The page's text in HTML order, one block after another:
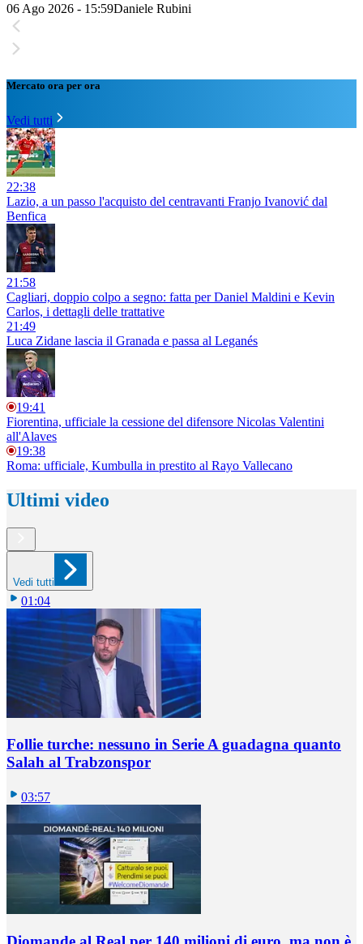
06 Ago 2026 - 15:59Daniele Rubini
Mercato ora per ora
Vedi tutti
22:38
Lazio, a un passo l'acquisto del centravanti Franjo Ivanović dal
Benfica
21:58
Cagliari, doppio colpo a segno: fatta per Daniel Maldini e Kevin
Carlos, i dettagli delle trattative
21:49
Luca Zidane lascia il Granada e passa al Leganés
19:41
Fiorentina, ufficiale la cessione del difensore Nicolas Valentini
all'Alaves
19:38
Roma: ufficiale, Kumbulla in prestito al Rayo Vallecano
Ultimi video
Vedi tutti
01:04
Follie turche: nessuno in Serie A guadagna quanto
Salah al Trabzonspor
03:57